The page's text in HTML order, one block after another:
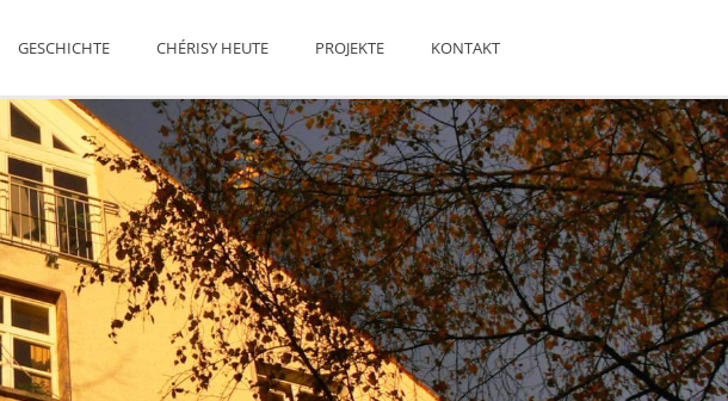
GESCHICHTE CHÉRISY HEUTE PROJEKTE KONTAKT